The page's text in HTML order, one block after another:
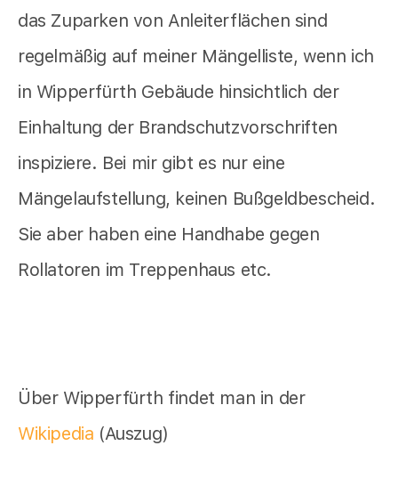
das Zuparken von Anleiterflächen sind
regelmäßig auf meiner Mängelliste, wenn ich
in Wipperfürth Gebäude hinsichtlich der
Einhaltung der Brandschutzvorschriften
inspiziere. Bei mir gibt es nur eine
Mängelaufstellung, keinen Bußgeldbescheid.
Sie aber haben eine Handhabe gegen
Rollatoren im Treppenhaus etc.
Über Wipperfürth findet man in der
Wikipedia (Auszug)